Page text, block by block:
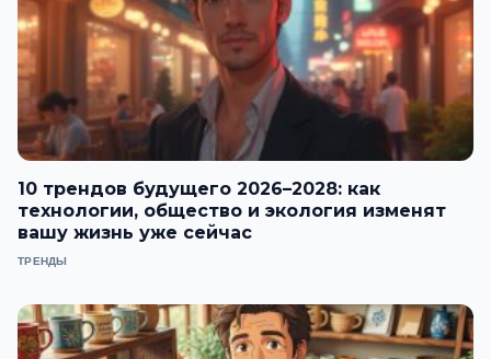
10 трендов будущего 2026–2028: как
технологии, общество и экология изменят
вашу жизнь уже сейчас
ТРЕНДЫ